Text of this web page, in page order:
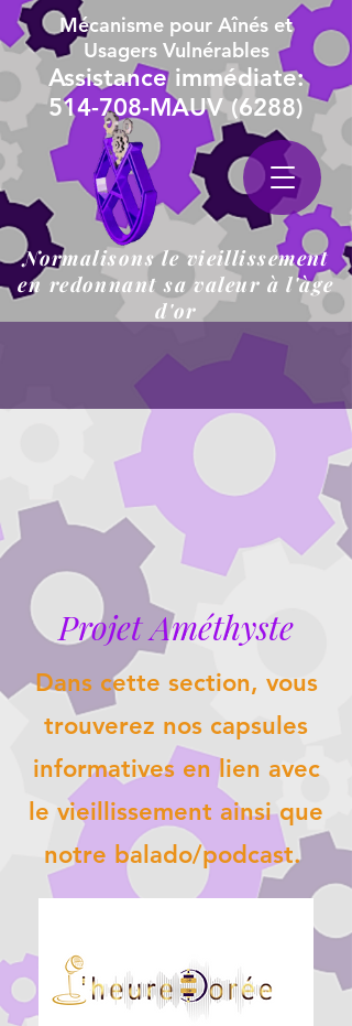
Mécanisme pour Aînés et
Usagers Vulnérables
Assistance immédiate:
514-708-MAUV (6288)
Normalisons le vieillissement
en redonnant sa valeur à l'àge
d'or
Projet Améthyste
Dans cette section, vous
trouverez nos capsules
informatives en lien avec
le vieillissement ainsi que
notre balado/podcast.